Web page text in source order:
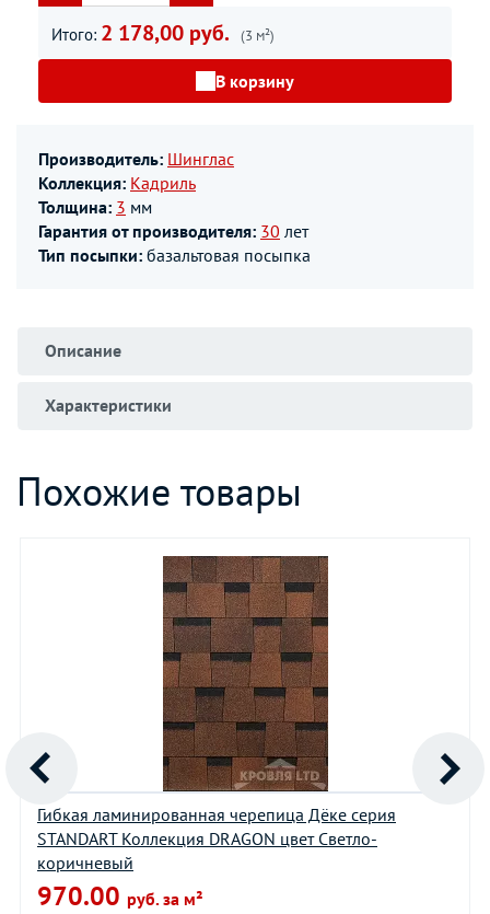
Итого: 2 178,00 руб. (3 м²)
В корзину
Производитель: Шинглас
Коллекция: Кадриль
Толщина: 3 мм
Гарантия от производителя: 30 лет
Тип посыпки: базальтовая посыпка
Описание
Характеристики
Похожие товары
Гибкая ламинированная черепица Дёке серия
STANDART Коллекция DRAGON цвет Светло-
коричневый
970.00 руб. за м²